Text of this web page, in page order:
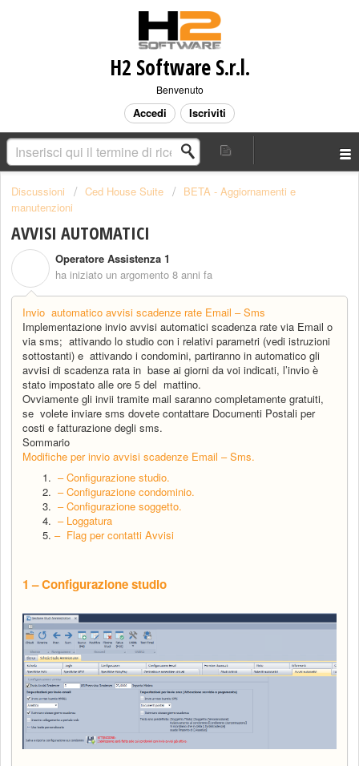
H2 Software S.r.l.
Benvenuto
Accedi Iscriviti
Discussioni Ced House Suite
BETA - Aggiornamenti e
manutenzioni
AVVISI AUTOMATICI
Operatore Assistenza 1
ha iniziato un argomento 8 anni fa
Invio automatico avvisi scadenze rate Email – Sms
Implementazione invio avvisi automatici scadenza rate via Email o
via sms; attivando lo studio con i relativi parametri (vedi istruzioni
sottostanti) e attivando i condomini, partiranno in automatico gli
avvisi di scadenza rata in base ai giorni da voi indicati, l’invio è
stato impostato alle ore 5 del mattino.
Ovviamente gli invii tramite mail saranno completamente gratuiti,
se volete inviare sms dovete contattare Documenti Postali per
costi e fatturazione degli sms.
Sommario
Modifiche per invio avvisi scadenze Email – Sms.
– Configurazione studio.
– Configurazione condominio.
– Configurazione soggetto.
– Loggatura
–Flag per contatti Avvisi
1 – Configurazione studio